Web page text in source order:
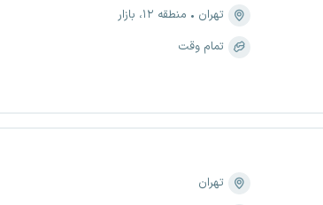
تهران
منطقه ۱۲، بازار
تمام وقت
تهران